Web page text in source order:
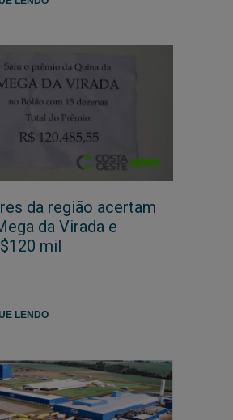
da região acertam
da Virada e
mil
LENDO